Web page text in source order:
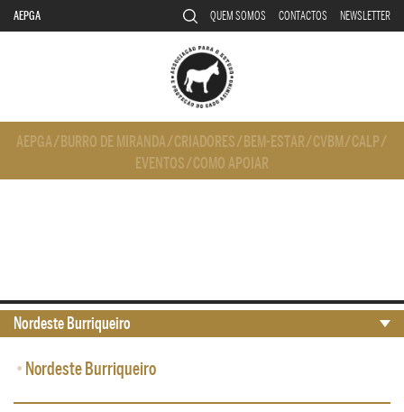
AEPGA QUEM SOMOS CONTACTOS NEWSLETTER
AEPGA/ BURRO DE MIRANDA/CRIADORES/ BEM-ESTAR/CVBM/CALP/
EVENTOS/COMO APOIAR
• Nordeste Burriqueiro
Nordeste Burriqueiro